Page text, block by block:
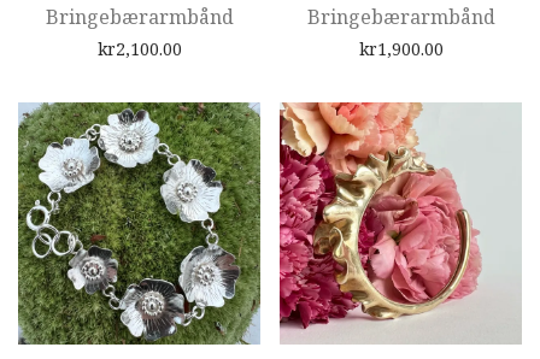
Bringebærarmbånd
kr2,100.00
Bringebærarmbånd
kr1,900.00